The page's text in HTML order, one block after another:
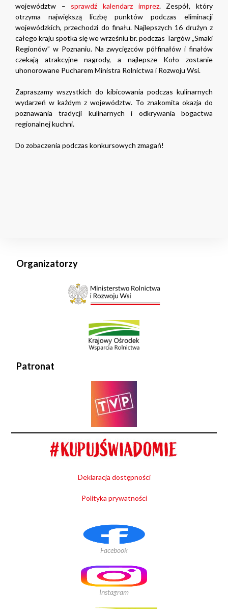
województw – sprawdź kalendarz imprez. Zespół, który
otrzyma największą liczbę punktów podczas eliminacji
wojewódzkich, przechodzi do finału. Najlepszych 16 drużyn z
całego kraju spotka się we wrześniu br. podczas Targów „Smaki
Regionów” w Poznaniu. Na zwycięzców półfinałów i finałów
czekają atrakcyjne nagrody, a najlepsze Koło zostanie
uhonorowane Pucharem Ministra Rolnictwa i Rozwoju Wsi.
Zapraszamy wszystkich do kibicowania podczas kulinarnych
wydarzeń w każdym z województw. To znakomita okazja do
poznawania tradycji kulinarnych i odkrywania bogactwa
regionalnej kuchni.
Do zobaczenia podczas konkursowych zmagań!
Organizatorzy
Patronat
Deklaracja dostępności
Polityka prywatności
Facebook
Instagram